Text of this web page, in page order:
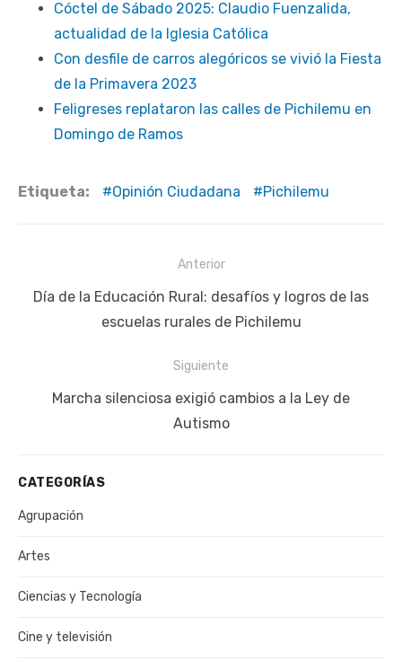
Cóctel de Sábado 2025: Claudio Fuenzalida,
actualidad de la Iglesia Católica
Con desfile de carros alegóricos se vivió la Fiesta
de la Primavera 2023
Feligreses replataron las calles de Pichilemu en
Domingo de Ramos
Etiqueta: Opinión Ciudadana Pichilemu
de
entradas
Anterior
Publicación
Día de la Educación Rural: desafíos y logros de las
escuelas rurales de Pichilemu
Siguiente
Siguiente
Marcha silenciosa exigió cambios a la Ley de
Autismo
CATEGORÍAS
Agrupación
Artes
Ciencias y Tecnología
Cine y televisión